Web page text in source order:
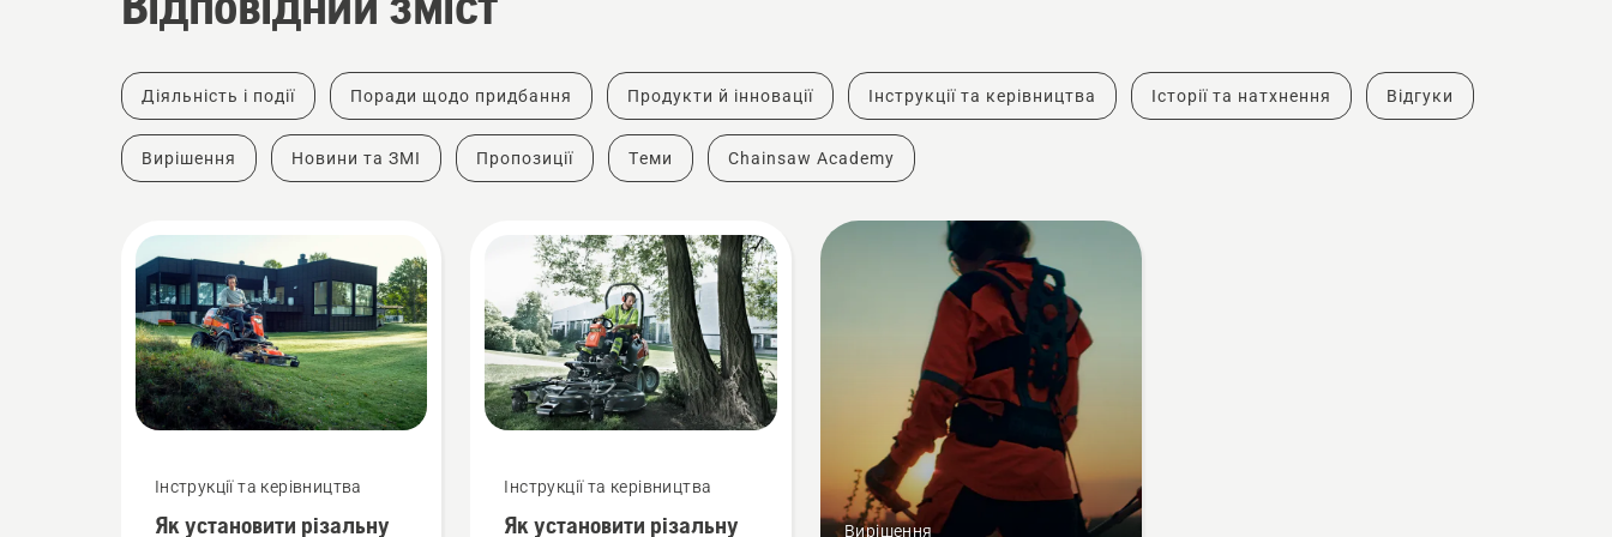
Діяльність і події Поради щодо придбання Продукти й інновації Інструкції та керівництва Історії та натхнення Відгуки
Вирішення Новини та ЗМІ Пропозиції Теми Chainsaw Academy
Інструкції та керівництва
Як установити різальну
Інструкції та керівництва
Як установити різальну Вирішення